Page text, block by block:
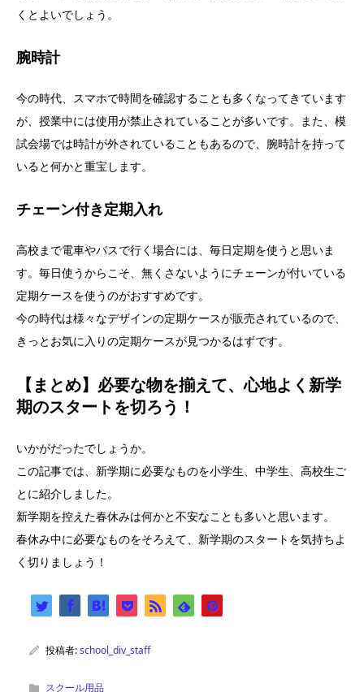
くとよいでしょう。
腕時計
今の時代、スマホで時間を確認することも多くなってきています
が、授業中には使用が禁止されていることが多いです。また、模
試会場では時計が外されていることもあるので、腕時計を持って
いると何かと重宝します。
チェーン付き定期入れ
高校まで電車やバスで行く場合には、毎日定期を使うと思いま
す。毎日使うからこそ、無くさないようにチェーンが付いている
定期ケースを使うのがおすすめです。
今の時代は様々なデザインの定期ケースが販売されているので、
きっとお気に入りの定期ケースが見つかるはずです。
【まとめ】必要な物を揃えて、心地よく新学
期のスタートを切ろう！
いかがだったでしょうか。
この記事では、新学期に必要なものを小学生、中学生、高校生ご
とに紹介しました。
新学期を控えた春休みは何かと不安なことも多いと思います。
春休み中に必要なものをそろえて、新学期のスタートを気持ちよ
く切りましょう！
投稿者:school_div_staff
スクール用品